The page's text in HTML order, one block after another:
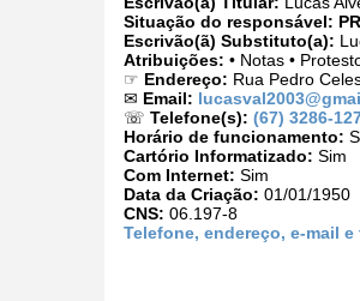
Situação do responsável:
Escrivão(ã) Substituto(a):
Atribuições: • Notas •
☞ Endereço: Rua Pedro
✉ Email:
☏ Telefone(s): (67) 3286-
Horário de funcionamento:
Cartório Informatizado: Sim
Com Internet: Sim
Data da Criação: 01/01/1950
CNS: 06.197-8
Telefone, endereço, e-mail